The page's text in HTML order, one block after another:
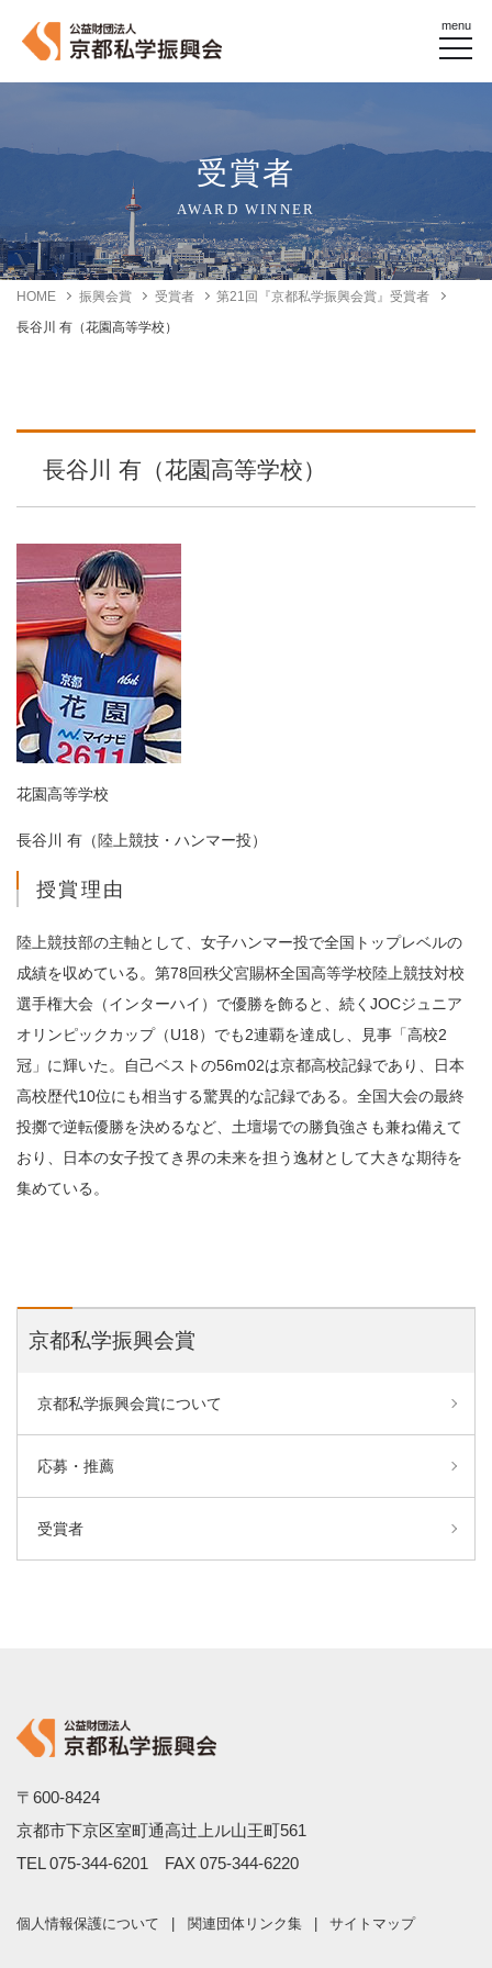
menu
受賞者
AWARD WINNER
HOME 振興会賞 受賞者
第21回『京都私学振興会賞』受賞者
長谷川 有（花園高等学校）
長谷川 有（花園高等学校）
花園高等学校
長谷川 有（陸上競技・ハンマー投）
授賞理由
陸上競技部の主軸として、女子ハンマー投で全国トップレベルの
成績を収めている。第78回秩父宮賜杯全国高等学校陸上競技対校
選手権大会（インターハイ）で優勝を飾ると、続くJOCジュニア
オリンピックカップ（U18）でも2連覇を達成し、見事「高校2
冠」に輝いた。自己ベストの56m02は京都高校記録であり、日本
高校歴代10位にも相当する驚異的な記録である。全国大会の最終
投擲で逆転優勝を決めるなど、土壇場での勝負強さも兼ね備えて
おり、日本の女子投てき界の未来を担う逸材として大きな期待を
集めている。
京都私学振興会賞
京都私学振興会賞について
応募・推薦
受賞者
〒600-8424
京都市下京区室町通高辻上ル山王町561
TEL 075-344-6201 FAX 075-344-6220
個人情報保護について 関連団体リンク集 サイトマップ